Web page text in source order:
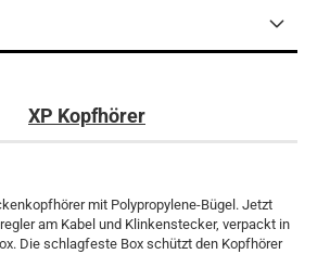
XP Kopfhörer
mit Polypropylene-Bügel. Jetzt
am Kabel und Klinkenstecker, verpackt in
Die schlagfeste Box schützt den Kopfhörer